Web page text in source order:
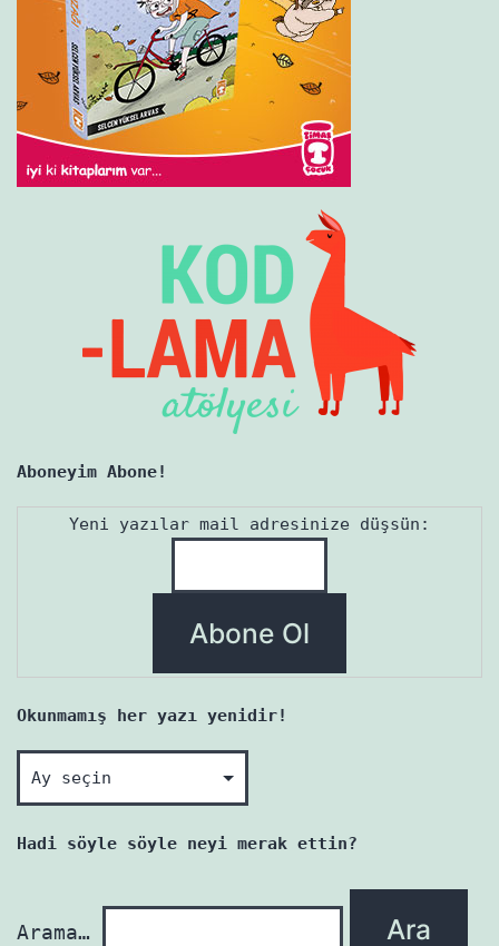
Aboneyim Abone!
Yeni yazılar mail adresinize düşsün:
Okunmamış her yazı yenidir!
Okunmamış
her
yazı
Hadi söyle söyle neyi merak ettin?
Arama…